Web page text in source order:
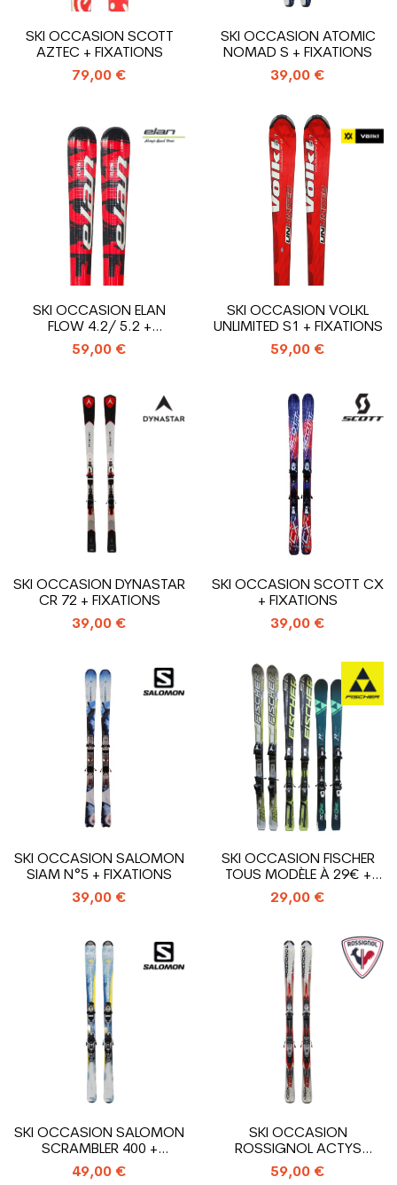
SKI OCCASION SCOTT
AZTEC + FIXATIONS
79,00 €
SKI OCCASION ATOMIC
NOMAD S + FIXATIONS
39,00 €
SKI OCCASION ELAN
FLOW 4.2/ 5.2 +
FIXATIONS
59,00 €
SKI OCCASION VOLKL
UNLIMITED S1 + FIXATIONS
59,00 €
SKI OCCASION DYNASTAR
CR 72 + FIXATIONS
39,00 €
SKI OCCASION SCOTT CX
+ FIXATIONS
39,00 €
SKI OCCASION SALOMON
SIAM N°5 + FIXATIONS
39,00 €
SKI OCCASION FISCHER
TOUS MODÈLE À 29€ +
FIXATIONS
29,00 €
SKI OCCASION SALOMON
SCRAMBLER 400 +
FIXATIONS
49,00 €
SKI OCCASION
ROSSIGNOL ACTYS
LIMITED/100 + FIXATIONS
59,00 €